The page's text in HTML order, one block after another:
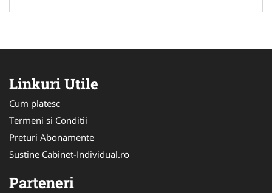
Linkuri Utile
Cum platesc
Termeni si Conditii
Preturi Abonamente
Sustine Cabinet-Individual.ro
Parteneri